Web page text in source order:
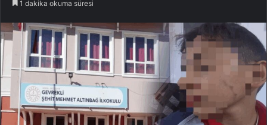
1 dakika okuma süresi